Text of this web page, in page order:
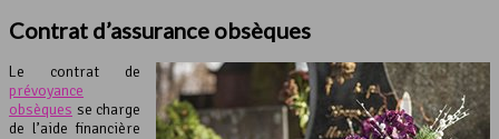
Contrat d’assurance obsèques
Le contrat de
prévoyance
obsèques se charge
de l’aide financière